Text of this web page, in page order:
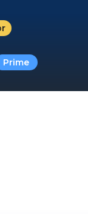
Prime